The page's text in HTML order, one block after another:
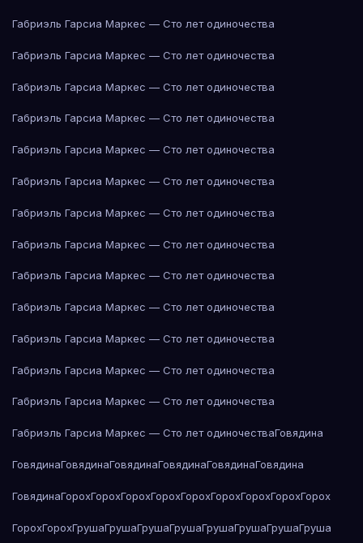
Габриэль Гарсиа Маркес — Сто лет одиночества
Габриэль Гарсиа Маркес — Сто лет одиночества
Габриэль Гарсиа Маркес — Сто лет одиночества
Габриэль Гарсиа Маркес — Сто лет одиночества
Габриэль Гарсиа Маркес — Сто лет одиночества
Габриэль Гарсиа Маркес — Сто лет одиночества
Габриэль Гарсиа Маркес — Сто лет одиночества
Габриэль Гарсиа Маркес — Сто лет одиночества
Габриэль Гарсиа Маркес — Сто лет одиночества
Габриэль Гарсиа Маркес — Сто лет одиночества
Габриэль Гарсиа Маркес — Сто лет одиночества
Габриэль Гарсиа Маркес — Сто лет одиночества
Габриэль Гарсиа Маркес — Сто лет одиночества
Габриэль Гарсиа Маркес — Сто лет одиночестваГовядина
ГовядинаГовядинаГовядинаГовядинаГовядинаГовядина
ГовядинаГорохГорохГорохГорохГорохГорохГорохГорохГорох
ГорохГорохГрушаГрушаГрушаГрушаГрушаГрушаГрушаГруша